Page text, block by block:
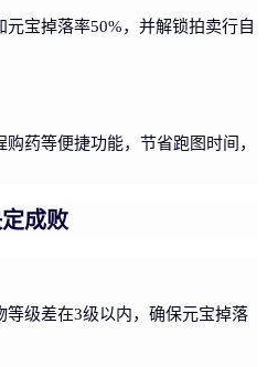
元宝掉落率50%，并解锁拍卖行自
药等便捷功能，节省跑图时间，
成败
等级差在3级以内，确保元宝掉落